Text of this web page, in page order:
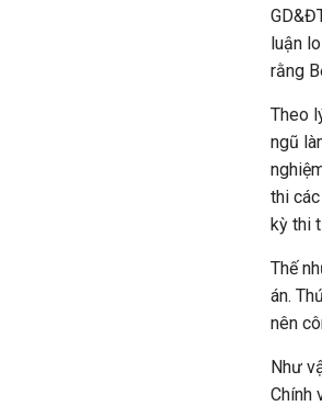
luận
rằng
Theo
ngũ
thi
kỳ thi
Thế
án.
nên
Như
Chính